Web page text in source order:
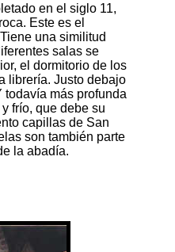
en el siglo 11,
Este es el
una similitud
salas se
el dormitorio de los
librería. Justo debajo
todavía más profunda
frío, que debe su
capillas de San
son también parte
la abadía.